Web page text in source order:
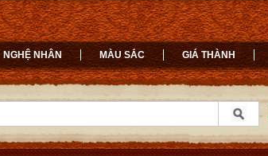
NGHỆ NHÂN MÀU SẮC GIÁ THÀNH